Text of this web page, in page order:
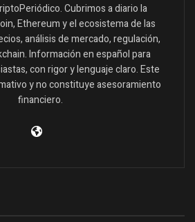
Cubrimos a diario la
Ethereum y el ecosistema de las
análisis de mercado, regulación,
Información en español para
con rigor y lenguaje claro. Este
y no constituye asesoramiento
financiero.